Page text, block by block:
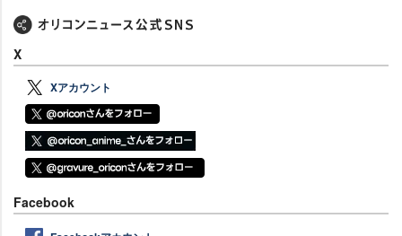
X
Xアカウント
Facebook